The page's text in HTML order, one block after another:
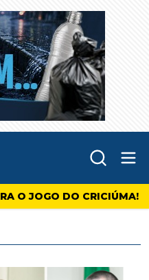
O JOGO DO CRICIÚMA!